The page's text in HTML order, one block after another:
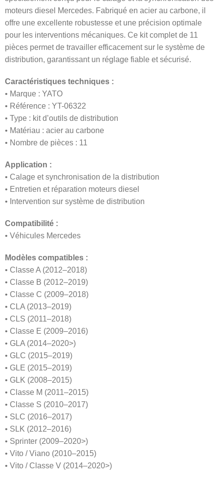
moteurs diesel Mercedes. Fabriqué en acier au carbone, il
offre une excellente robustesse et une précision optimale
pour les interventions mécaniques. Ce kit complet de 11
pièces permet de travailler efficacement sur le système de
distribution, garantissant un réglage fiable et sécurisé.
Caractéristiques techniques :
• Marque : YATO
• Référence : YT-06322
• Type : kit d’outils de distribution
• Matériau : acier au carbone
• Nombre de pièces : 11
Application :
• Calage et synchronisation de la distribution
• Entretien et réparation moteurs diesel
• Intervention sur système de distribution
Compatibilité :
• Véhicules Mercedes
Modèles compatibles :
• Classe A (2012–2018)
• Classe B (2012–2019)
• Classe C (2009–2018)
• CLA (2013–2019)
• CLS (2011–2018)
• Classe E (2009–2016)
• GLA (2014–2020>)
• GLC (2015–2019)
• GLE (2015–2019)
• GLK (2008–2015)
• Classe M (2011–2015)
• Classe S (2010–2017)
• SLC (2016–2017)
• SLK (2012–2016)
• Sprinter (2009–2020>)
• Vito / Viano (2010–2015)
• Vito / Classe V (2014–2020>)